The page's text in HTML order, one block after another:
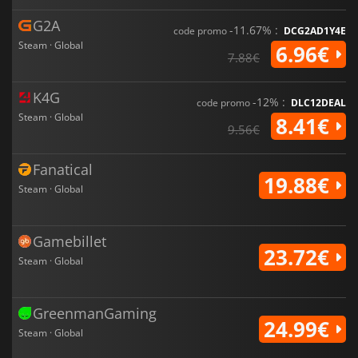
G2A
Steam · Global
code promo-11.67% : DCG2AD1Y4E
7.88€ 6.96€
K4G
Steam · Global
code promo-12% : DLC12DEAL
9.56€ 8.41€
Fanatical
Steam · Global 19.88€
Gamebillet
Steam · Global 23.72€
GreenmanGaming
Steam · Global 24.99€